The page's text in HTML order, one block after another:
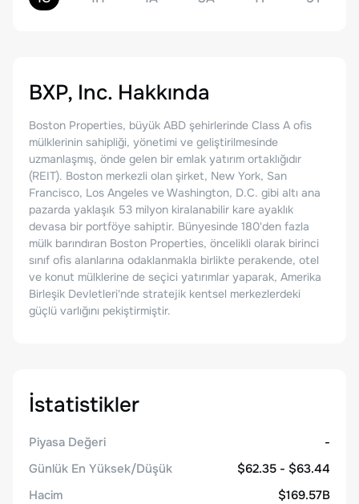
BXP, Inc. Hakkında
Boston Properties, büyük ABD şehirlerinde Class A ofis
mülklerinin sahipliği, yönetimi ve geliştirilmesinde
uzmanlaşmış, önde gelen bir emlak yatırım ortaklığıdır
(REIT). Boston merkezli olan şirket, New York, San
Francisco, Los Angeles ve Washington, D.C. gibi altı ana
pazarda yaklaşık 53 milyon kiralanabilir kare ayaklık
devasa bir portföye sahiptir. Bünyesinde 180'den fazla
mülk barındıran Boston Properties, öncelikli olarak birinci
sınıf ofis alanlarına odaklanmakla birlikte perakende, otel
ve konut mülklerine de seçici yatırımlar yaparak, Amerika
Birleşik Devletleri'nde stratejik kentsel merkezlerdeki
güçlü varlığını pekiştirmiştir.
İstatistikler
Piyasa Değeri
-
Günlük En Yüksek/Düşük
$62.35 - $63.44
Hacim
$169.57B